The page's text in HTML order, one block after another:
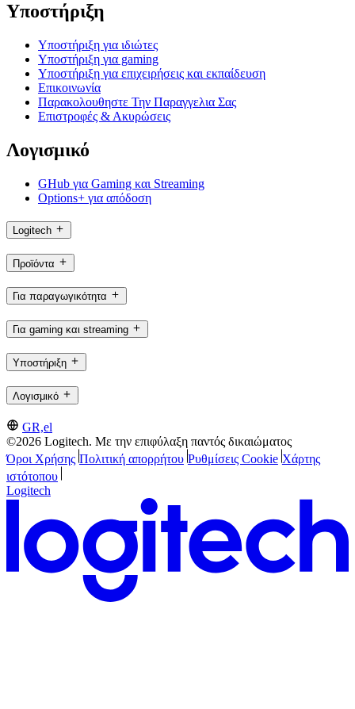
Υποστήριξη
Υποστήριξη για ιδιώτες
Υποστήριξη για gaming
Υποστήριξη για επιχειρήσεις και εκπαίδευση
Επικοινωνία
Παρακολουθηστε Την Παραγγελια Σας
Επιστροφές & Ακυρώσεις
Λογισμικό
GHub για Gaming και Streaming
Options+ για απόδοση
Logitech
Προϊόντα
Για παραγωγικότητα
Για gaming και streaming
Υποστήριξη
Λογισμικό
GR,el
©2026 Logitech. Με την επιφύλαξη παντός δικαιώματος
Όροι Χρήσης Πολιτική απορρήτου Ρυθμίσεις Cookie Χάρτης
ιστότοπου
Logitech